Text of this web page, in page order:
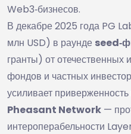
Web3‑бизнесов.
В декабре 2025 года PG
млн USD) в раунде
гранты) от
фондов и частных
усиливает
Pheasant Network —
интероперабельности